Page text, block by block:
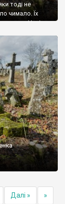
тоді не
чимало. Їх
Нині на
стер […]
Далі » »